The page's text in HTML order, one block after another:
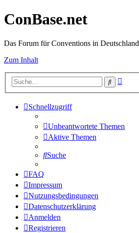
ConBase.net
Das Forum für Conventions in Deutschland
Zum Inhalt
Suche
Schnellzugriff
Unbeantwortete Themen
Aktive Themen
Suche
FAQ
Impressum
Nutzungsbedingungen
Datenschutzerklärung
Anmelden
Registrieren